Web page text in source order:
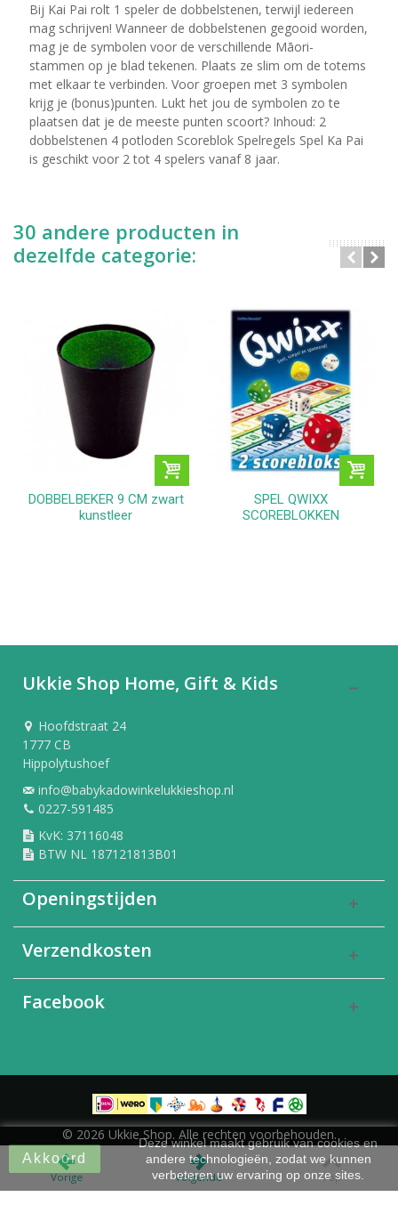
Bij Kai Pai rolt 1 speler de dobbelstenen, terwijl iedereen
mag schrijven! Wanneer de dobbelstenen gegooid worden,
mag je de symbolen voor de verschillende Māori-
stammen op je blad tekenen. Plaats ze slim om de totems
met elkaar te verbinden. Voor groepen met 3 symbolen
krijg je (bonus)punten. Lukt het jou de symbolen zo te
plaatsen dat je de meeste punten scoort? Inhoud: 2
dobbelstenen 4 potloden Scoreblok Spelregels Spel Ka Pai
is geschikt voor 2 tot 4 spelers vanaf 8 jaar.
30 andere producten in
dezelfde categorie:
DOBBELBEKER 9 CM zwart
kunstleer
SPEL QWIXX
SCOREBLOKKEN
Ukkie Shop Home, Gift & Kids
Hoofdstraat 24
1777 CB
Hippolytushoef
info@babykadowinkelukkieshop.nl
0227-591485
KvK: 37116048
BTW NL 187121813B01
Openingstijden
Verzendkosten
Facebook
Akkoord
Deze winkel maakt gebruik van cookies en
andere technologieën, zodat we kunnen
verbeteren uw ervaring op onze sites.
© 2026 Ukkie Shop. Alle rechten voorbehouden.
Vorige Volgende Top